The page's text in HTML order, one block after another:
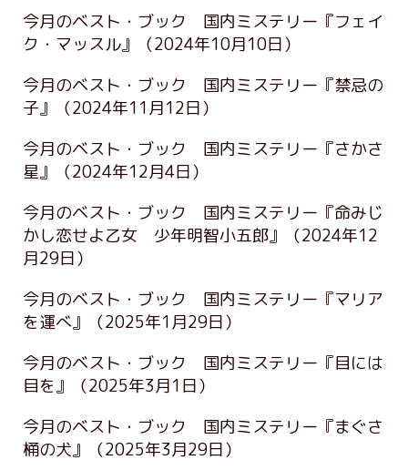
今月のベスト・ブック 国内ミステリー『フェイ
ク・マッスル』
（2024年10月10日）
今月のベスト・ブック 国内ミステリー『禁忌の
子』
（2024年11月12日）
今月のベスト・ブック 国内ミステリー『さかさ
星』
（2024年12月4日）
今月のベスト・ブック 国内ミステリー『命みじ
かし恋せよ乙女 少年明智小五郎』
（2024年12
月29日）
今月のベスト・ブック 国内ミステリー『マリア
を運べ』
（2025年1月29日）
今月のベスト・ブック 国内ミステリー『目には
目を』
（2025年3月1日）
今月のベスト・ブック 国内ミステリー『まぐさ
桶の犬』
（2025年3月29日）